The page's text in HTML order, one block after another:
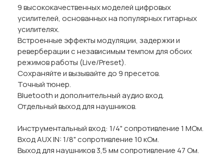
9 высококачественных моделей цифровых
усилителей, основанных на популярных гитарных
усилителях.
Встроенные эффекты модуляции, задержки и
реверберации с независимым темпом для обоих
режимов работы (Live/Preset).
Сохраняйте и вызывайте до 9 пресетов.
Точный тюнер.
Bluetooth и дополнительный аудио вход.
Отдельный выход для наушников.
Инструментальный вход: 1/4" сопротивление 1 МОм.
Вход AUX IN: 1/8" сопротивление 10 кОм.
Выход для наушников 3,5 мм сопротивление 47 Ом.